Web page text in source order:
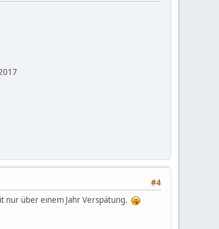
#4
nur über einem Jahr Verspätung.